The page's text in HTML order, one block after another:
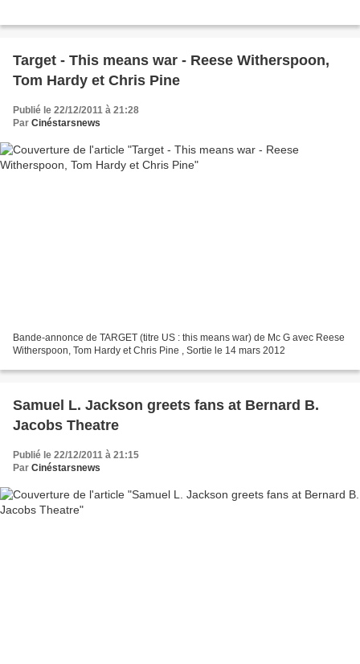
Target - This means war - Reese Witherspoon,
Tom Hardy et Chris Pine
Publié le 22/12/2011 à 21:28
Par Cinéstarsnews
Bande-annonce de TARGET (titre US : this means war) de Mc G avec Reese
Witherspoon, Tom Hardy et Chris Pine , Sortie le 14 mars 2012
Samuel L. Jackson greets fans at Bernard B.
Jacobs Theatre
Publié le 22/12/2011 à 21:15
Par Cinéstarsnews